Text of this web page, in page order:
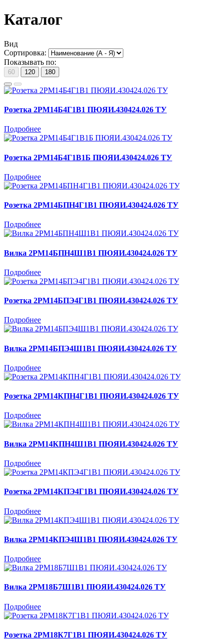
Каталог
Вид
Сортировка:
Показывать по:
60 120 180
Розетка 2РМ14Б4Г1В1 ПЮЯИ.430424.026 ТУ
Подробнее
Розетка 2РМ14Б4Г1В1Б ПЮЯИ.430424.026 ТУ
Подробнее
Розетка 2РМ14БПН4Г1В1 ПЮЯИ.430424.026 ТУ
Подробнее
Вилка 2РМ14БПН4Ш1В1 ПЮЯИ.430424.026 ТУ
Подробнее
Розетка 2РМ14БПЭ4Г1В1 ПЮЯИ.430424.026 ТУ
Подробнее
Вилка 2РМ14БПЭ4Ш1В1 ПЮЯИ.430424.026 ТУ
Подробнее
Розетка 2РМ14КПН4Г1В1 ПЮЯИ.430424.026 ТУ
Подробнее
Вилка 2РМ14КПН4Ш1В1 ПЮЯИ.430424.026 ТУ
Подробнее
Розетка 2РМ14КПЭ4Г1В1 ПЮЯИ.430424.026 ТУ
Подробнее
Вилка 2РМ14КПЭ4Ш1В1 ПЮЯИ.430424.026 ТУ
Подробнее
Вилка 2РМ18Б7Ш1В1 ПЮЯИ.430424.026 ТУ
Подробнее
Розетка 2РМ18К7Г1В1 ПЮЯИ.430424.026 ТУ